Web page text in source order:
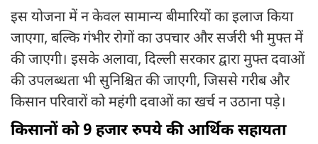
इस योजना में न केवल सामान्य बीमारियों का इलाज किया
जाएगा, बल्कि गंभीर रोगों का उपचार और सर्जरी भी मुफ्त में
की जाएगी। इसके अलावा, दिल्ली सरकार द्वारा मुफ्त दवाओं
की उपलब्धता भी सुनिश्चित की जाएगी, जिससे गरीब और
किसान परिवारों को महंगी दवाओं का खर्च न उठाना पड़े।
किसानों को 9 हजार रुपये की आर्थिक सहायता